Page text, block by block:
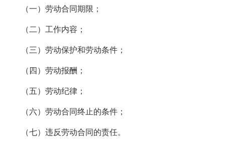
（一）劳动合同期限；
（二）工作内容；
（三）劳动保护和劳动条件；
（四）劳动报酬；
（五）劳动纪律；
（六）劳动合同终止的条件；
（七）违反劳动合同的责任。